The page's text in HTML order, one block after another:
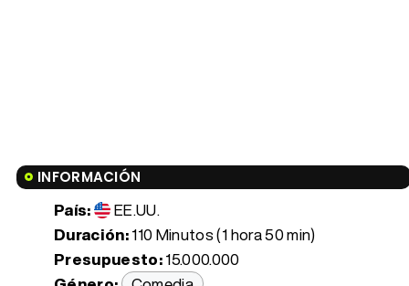
INFORMACIÓN
País:
EE.UU.
Duración:110 Minutos (1 hora 50 min)
Presupuesto:15.000.000